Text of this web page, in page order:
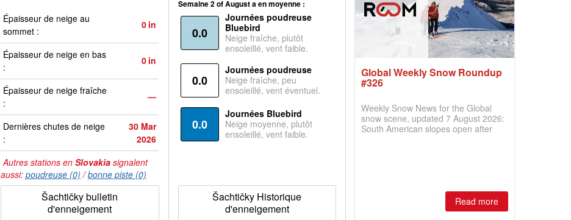
Épaisseur de neige au
sommet :
0 in
Épaisseur de neige en bas
:
0 in
Épaisseur de neige fraîche
:
—
Dernières chutes de neige
:
30 Mar
2026
Autres stations en Slovakia signalent
aussi: poudreuse (0) /bonne piste (0)
Šachtičky bulletin
d'enneigement
Semaine 2 of August a en moyenne :
0.0
Journées poudreuse
Bluebird
Neige fraîche, plutôt
ensoleillé, vent faible.
0.0
Journées poudreuse
Neige fraîche, peu
ensoleillé, vent éventuel.
0.0
Journées Bluebird
Neige moyenne, plutôt
ensoleillé, vent faible.
Šachtičky Historique
d'enneigement
Global Weekly Snow Roundup
#326
Weekly Snow News for the Global
snow scene, updated 7 August 2026:
South American slopes open after
Read more